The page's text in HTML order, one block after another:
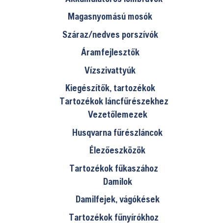
Magasnyomású mosók
Száraz/nedves porszívók
Áramfejlesztők
Vízszivattyúk
Kiegészítők, tartozékok
Tartozékok láncfűrészekhez
Vezetőlemezek
Husqvarna fűrészláncok
Élezőeszközök
Tartozékok fűkaszához
Damilok
Damilfejek, vágókések
Tartozékok fűnyírókhoz